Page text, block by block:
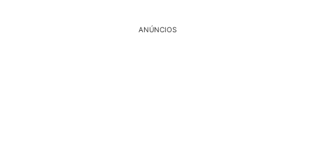
ANÚNCIOS